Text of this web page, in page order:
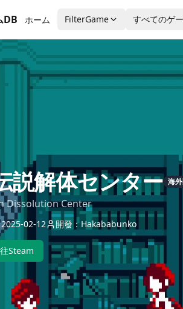
DB ホーム FilterGame すべてのゲ
説解体センター 海
Dissolution Center
02-12 開發：Hakababunko
Steam